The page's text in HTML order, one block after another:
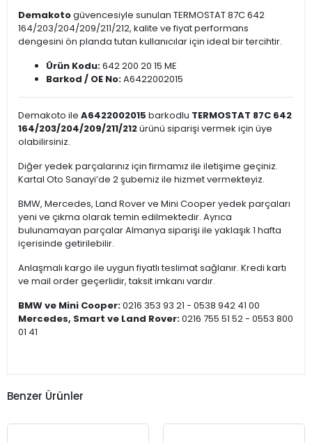
Demakotogüvencesiyle sunulan TERMOSTAT 87C 642
164/203/204/209/211/212, kalite ve fiyat performans
dengesini ön planda tutan kullanıcılar için ideal bir tercihtir.
Ürün Kodu:642 200 20 15 ME
Barkod / OE No:A6422002015
Demakoto ile A6422002015 barkodlu TERMOSTAT 87C 642
164/203/204/209/211/212ürünü siparişi vermek için üye
olabilirsiniz.
Diğer yedek parçalarınız için firmamız ile iletişime geçiniz.
Kartal Oto Sanayi’de 2 şubemiz ile hizmet vermekteyiz.
BMW, Mercedes, Land Rover ve Mini Cooper yedek parçaları
yeni ve çıkma olarak temin edilmektedir. Ayrıca
bulunamayan parçalar Almanya siparişi ile yaklaşık 1 hafta
içerisinde getirilebilir.
Anlaşmalı kargo ile uygun fiyatlı teslimat sağlanır. Kredi kartı
ve mail order geçerlidir, taksit imkanı vardır.
BMW ve Mini Cooper:0216 353 93 21 - 0538 942 41 00
Mercedes, Smart ve Land Rover:0216 755 51 52 - 0553 800
01 41
Benzer Ürünler